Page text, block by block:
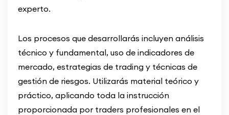
experto.
Los procesos que desarrollarás incluyen análisis
técnico y fundamental, uso de indicadores de
mercado, estrategias de trading y técnicas de
gestión de riesgos. Utilizarás material teórico y
práctico, aplicando toda la instrucción
proporcionada por traders profesionales en el